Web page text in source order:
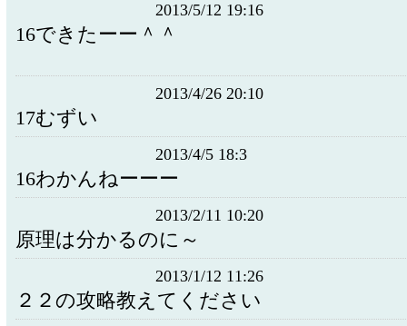
2013/5/12 19:16
16できたーー＾＾
2013/4/26 20:10
17むずい
2013/4/5 18:3
16わかんねーーー
2013/2/11 10:20
原理は分かるのに～
2013/1/12 11:26
２２の攻略教えてください